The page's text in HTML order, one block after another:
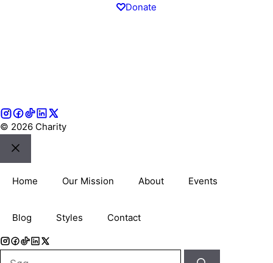
Donate
© 2026 Charity
Luk
Home Our Mission About Events
Blog Styles Contact
Søg